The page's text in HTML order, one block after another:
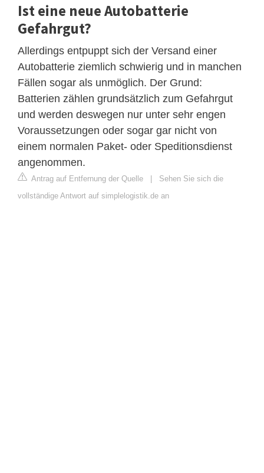
Ist eine neue Autobatterie
Gefahrgut?
Allerdings entpuppt sich der Versand einer
Autobatterie ziemlich schwierig und in manchen
Fällen sogar als unmöglich. Der Grund:
Batterien zählen grundsätzlich zum Gefahrgut
und werden deswegen nur unter sehr engen
Voraussetzungen oder sogar gar nicht von
einem normalen Paket- oder Speditionsdienst
angenommen.
Antrag auf Entfernung der Quelle | Sehen Sie sich die
vollständige Antwort auf simplelogistik.de an